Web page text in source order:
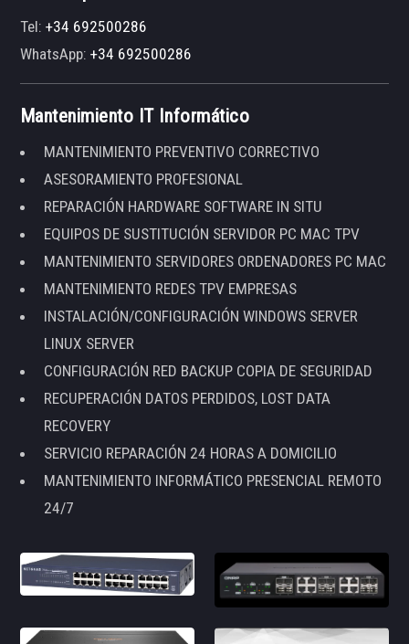
Tel:+34 692500286
WhatsApp:+34 692500286
Mantenimiento IT Informático
MANTENIMIENTO PREVENTIVO CORRECTIVO
ASESORAMIENTO PROFESIONAL
REPARACIÓN HARDWARE SOFTWARE IN SITU
EQUIPOS DE SUSTITUCIÓN SERVIDOR PC MAC TPV
MANTENIMIENTO SERVIDORES ORDENADORES PC MAC
MANTENIMIENTO REDES TPV EMPRESAS
INSTALACIÓN/CONFIGURACIÓN WINDOWS SERVER
LINUX SERVER
CONFIGURACIÓN RED BACKUP COPIA DE SEGURIDAD
RECUPERACIÓN DATOS PERDIDOS, LOST DATA
RECOVERY
SERVICIO REPARACIÓN 24 HORAS A DOMICILIO
MANTENIMIENTO INFORMÁTICO PRESENCIAL REMOTO
24/7